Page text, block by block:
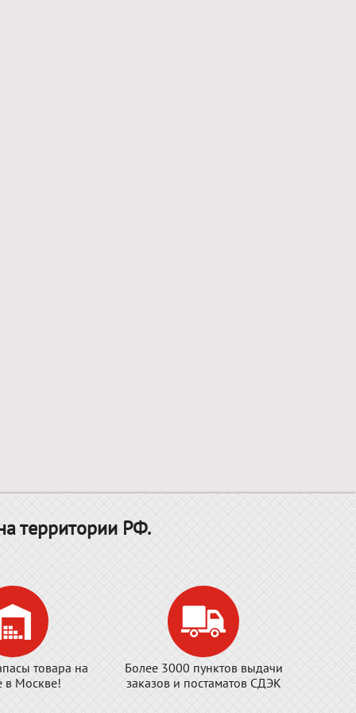
территории РФ.
товара на
в Москве!
Более 3000 пунктов выдачи
заказов и постаматов СДЭК